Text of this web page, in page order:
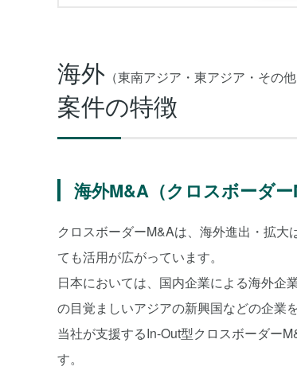
海外 （東南アジア・東アジア・その
案件の特徴
海外M&A（クロスボーダー
クロスボーダーM&Aは、海外進出・拡
ても活用が広がっています。
日本においては、国内企業による海外企
の目覚ましいアジアの新興国などの企業
当社が支援するIn-Out型クロスボーダー
す。